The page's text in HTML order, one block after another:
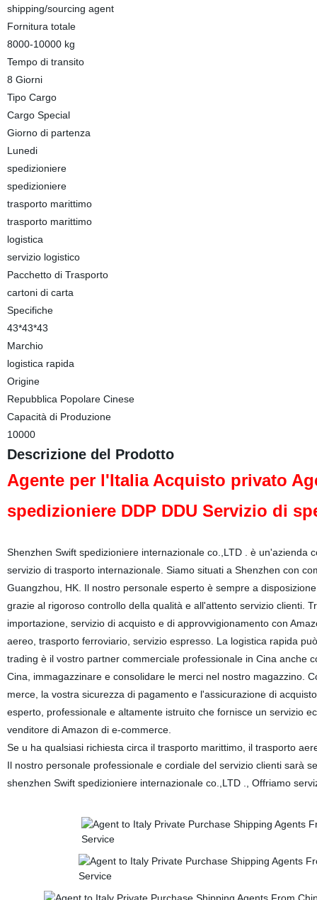
shipping/sourcing agent
Fornitura totale
8000-10000 kg
Tempo di transito
8 Giorni
Tipo Cargo
Cargo Special
Giorno di partenza
Lunedi
spedizioniere
spedizioniere
trasporto marittimo
trasporto marittimo
logistica
servizio logistico
Pacchetto di Trasporto
cartoni di carta
Specifiche
43*43*43
Marchio
logistica rapida
Origine
Repubblica Popolare Cinese
Capacità di Produzione
10000
Descrizione del Prodotto
Agente per l'Italia Acquisto privato
spedizioniere DDP DDU Servizio di
Shenzhen Swift spedizioniere internazionale co.,LTD . è
servizio di trasporto internazionale. Siamo situati a Shenzhen con
Guangzhou, HK. Il nostro personale esperto è sempre a
grazie al rigoroso controllo della qualità e all'attento servizio clienti.
importazione, servizio di acquisto e di approvvigionamento con
aereo, trasporto ferroviario, servizio espresso. La logistica rapida
trading è il vostro partner commerciale professionale in Cina anche
Cina, immagazzinare e consolidare le merci nel nostro magazzino.
merce, la vostra sicurezza di pagamento e l'assicurazione di
esperto, professionale e altamente istruito che fornisce un servizio
venditore di Amazon di e-commerce.
Se u ha qualsiasi richiesta circa il trasporto marittimo, il trasporto
Il nostro personale professionale e cordiale del servizio clienti sarà
shenzhen Swift spedizioniere internazionale co.,LTD ., Offriamo